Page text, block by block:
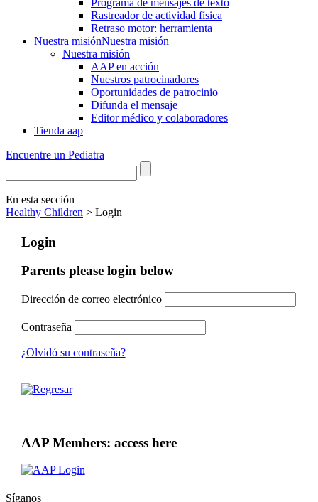
Programa de mensajes de texto
Rastre​​ador de activida​d física
Retraso motor: herramienta
Nuestra misiónNuestra misión
Nuestra misión
AAP en acción
Nuestros patrocinadores
Oportunidades de patrocinio
Difunda el mensaje
Editor médico y colaboradores
Tienda aap
Encuentre un Pediatra
En esta sección
Healthy Children > Login
Login
Parents please login below
Dirección de correo electrónico
Contraseña
¿Olvidó su contraseña?
AAP Members: access here
Síganos